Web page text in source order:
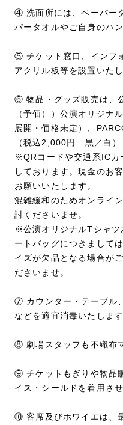
④ 洗面所には、ペーパー
パータオルやご自身のハ
⑤ チケット窓口、インフ
アクリル板等を設置いたし
⑥ 物品・グッズ販売は、
（予価））公演オリジナ
展開・価格未定）、
（税込2,000円 黒／白）
※QRコードや交通系ICカ
しております。現金のお
お願いいたします。
混雑緩和のためオンライ
討くださいませ。
※公演オリジナルTシャツ
ートバッグにつきまして
イズが欠品となる場合が
ださいませ。
⑦ カウンター・テーブル
などを適宜消毒いたします
⑧ 劇場スタッフも不織布
⑨ チケットもぎりや物品
イス・シールドを着用さ
⑩ 客席及びホワイエは、